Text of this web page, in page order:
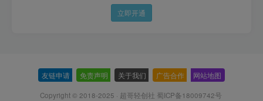
立即开通
友链申请 免责声明 关于我们 广告合作 网站地图
Copyright © 2018-2025 · 超哥轻创社 蜀ICP备18009742号